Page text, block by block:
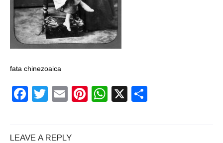
stresaţi psihologic
Timna Park şi
Minele regelui
Solomon
Salvat de la înec de
fiinţe verzi
cerul Spaniei
fata chinezoaica
Facebook
Twitter
EmailPinterest
WhatsApp
X
LEAVE A REPLY